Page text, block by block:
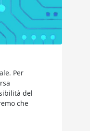
Per
del
che